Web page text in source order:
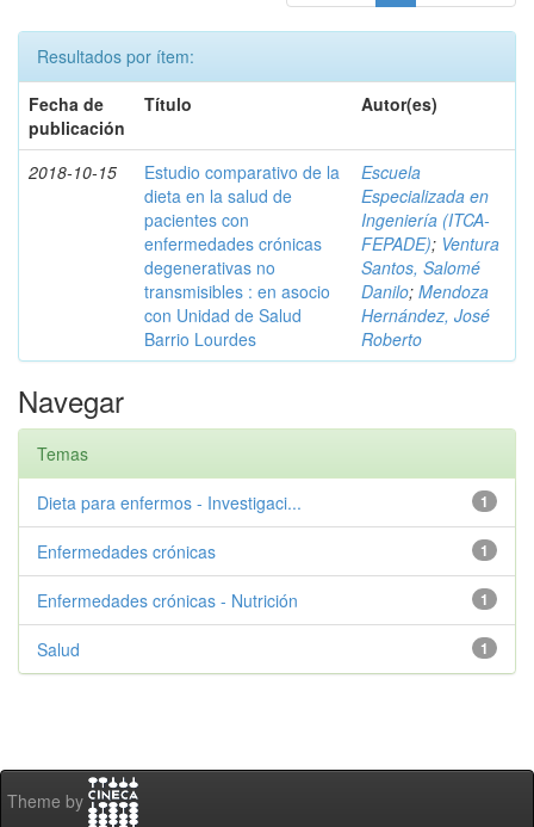
Resultados por ítem:
Fecha de
publicación
Título Autor(es)
2018-10-15
Estudio comparativo de la
dieta en la salud de
pacientes con
enfermedades crónicas
degenerativas no
transmisibles : en asocio
con Unidad de Salud
Barrio Lourdes
Escuela
Especializada en
Ingeniería (ITCA-
FEPADE); Ventura
Santos, Salomé
Danilo; Mendoza
Hernández, José
Roberto
Navegar
Temas
1
Dieta para enfermos - Investigaci...
1
Enfermedades crónicas
1
Enfermedades crónicas - Nutrición
1
Salud
Theme by